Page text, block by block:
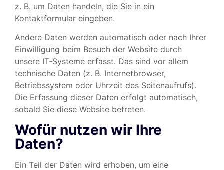
z. B. um Daten handeln, die Sie in ein
Kontaktformular eingeben.
Andere Daten werden automatisch oder nach Ihrer
Einwilligung beim Besuch der Website durch
unsere IT-Systeme erfasst. Das sind vor allem
technische Daten (z. B. Internetbrowser,
Betriebssystem oder Uhrzeit des Seitenaufrufs).
Die Erfassung dieser Daten erfolgt automatisch,
sobald Sie diese Website betreten.
Wofür nutzen wir Ihre
Daten?
Ein Teil der Daten wird erhoben, um eine